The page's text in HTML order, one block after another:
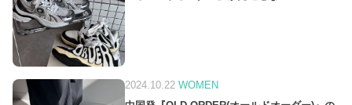
2024.10.22 WOMEN